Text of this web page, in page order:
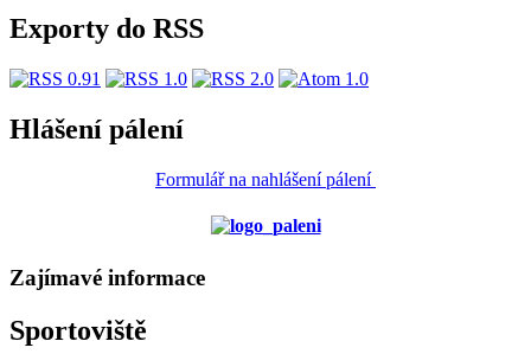
Exporty do RSS
Hlášení pálení
Formulář na nahlášení pálení
Zajímavé informace
Sportoviště